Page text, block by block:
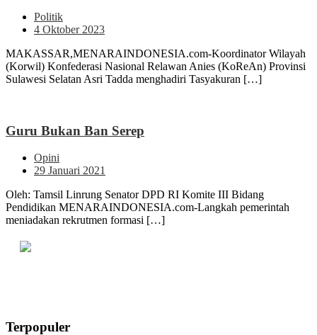
Politik
4 Oktober 2023
MAKASSAR,MENARAINDONESIA.com-Koordinator Wilayah
(Korwil) Konfederasi Nasional Relawan Anies (KoReAn) Provinsi
Sulawesi Selatan Asri Tadda menghadiri Tasyakuran […]
Guru Bukan Ban Serep
Opini
29 Januari 2021
Oleh: Tamsil Linrung Senator DPD RI Komite III Bidang
Pendidikan MENARAINDONESIA.com-Langkah pemerintah
meniadakan rekrutmen formasi […]
Terpopuler